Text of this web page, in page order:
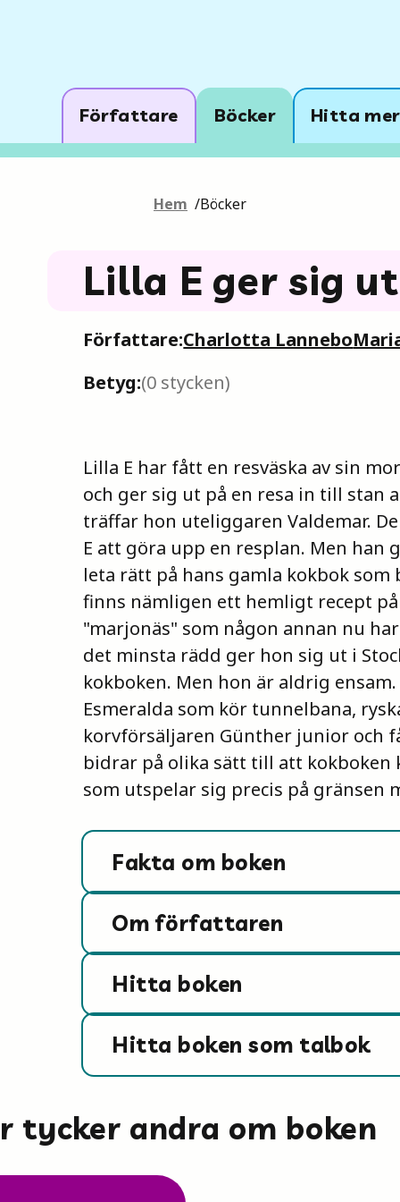
Författare Böcker Hitta mer
Hem /Böcker
Lilla E ger sig
Författare:Charlotta Lannebo
Betyg:(0 stycken)
Lilla E har fått en resväska av sin
och ger sig ut på en resa in till stan
träffar hon uteliggaren Valdemar.
E att göra upp en resplan. Men han
leta rätt på hans gamla kokbok
finns nämligen ett hemligt recept
"marjonäs" som någon annan nu
det minsta rädd ger hon sig ut i
kokboken. Men hon är aldrig
Esmeralda som kör tunnelbana,
korvförsäljaren Günther junior och
bidrar på olika sätt till att kokboken
som utspelar sig precis på gränsen
Fakta om boken
Om författaren
Hitta boken
Hitta boken som talbok
tycker andra om boken